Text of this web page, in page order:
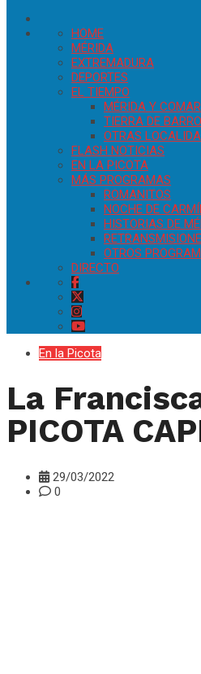
HOME
MÉRIDA
EXTREMADURA
DEPORTES
EL TIEMPO
MÉRIDA Y
TIERRA DE
OTRAS
FLASH NOTICIAS
EN LA PICOTA
MÁS PROGRAMAS
ROMANITOS
NOCHE DE
HISTORIAS DE
OTROS
DIRECTO
En la Picota
La
PICOTA
29/03/2022
0